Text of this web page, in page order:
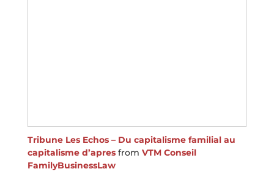
Tribune Les Echos – Du capitalisme familial au
capitalisme d’apres from VTM Conseil
FamilyBusinessLaw